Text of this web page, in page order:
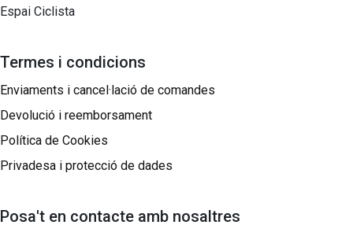
Espai Ciclista
Termes i condicions
Enviaments i cancel·lació de comandes
Devolució i reemborsament
Política de Cookies
Privadesa i protecció de dades
Posa't en contacte amb nosaltres